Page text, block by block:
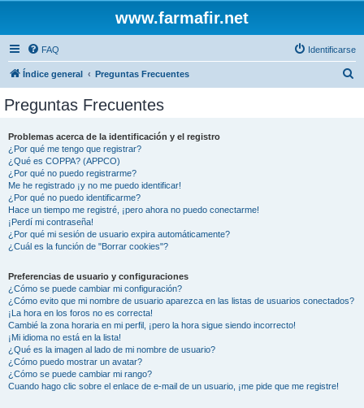
www.farmafir.net
FAQ Identificarse
Índice general Preguntas Frecuentes
Preguntas Frecuentes
Problemas acerca de la identificación y el registro
¿Por qué me tengo que registrar?
¿Qué es COPPA? (APPCO)
¿Por qué no puedo registrarme?
Me he registrado ¡y no me puedo identificar!
¿Por qué no puedo identificarme?
Hace un tiempo me registré, ¡pero ahora no puedo conectarme!
¡Perdí mi contraseña!
¿Por qué mi sesión de usuario expira automáticamente?
¿Cuál es la función de "Borrar cookies"?
Preferencias de usuario y configuraciones
¿Cómo se puede cambiar mi configuración?
¿Cómo evito que mi nombre de usuario aparezca en las listas de usuarios conectados?
¡La hora en los foros no es correcta!
Cambié la zona horaria en mi perfil, ¡pero la hora sigue siendo incorrecto!
¡Mi idioma no está en la lista!
¿Qué es la imagen al lado de mi nombre de usuario?
¿Cómo puedo mostrar un avatar?
¿Cómo se puede cambiar mi rango?
Cuando hago clic sobre el enlace de e-mail de un usuario, ¡me pide que me registre!